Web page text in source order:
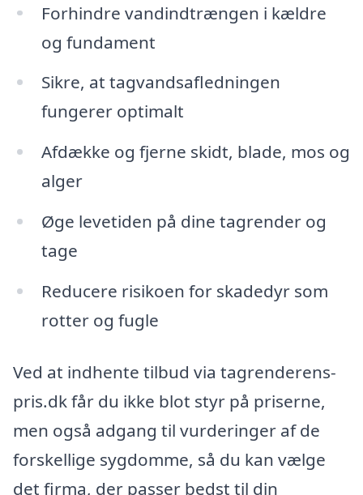
Forhindre vandindtrængen i kældre
og fundament
Sikre, at tagvandsafledningen
fungerer optimalt
Afdække og fjerne skidt, blade, mos og
alger
Øge levetiden på dine tagrender og
tage
Reducere risikoen for skadedyr som
rotter og fugle
Ved at indhente tilbud via tagrenderens-
pris.dk får du ikke blot styr på priserne,
men også adgang til vurderinger af de
forskellige sygdomme, så du kan vælge
det firma, der passer bedst til din